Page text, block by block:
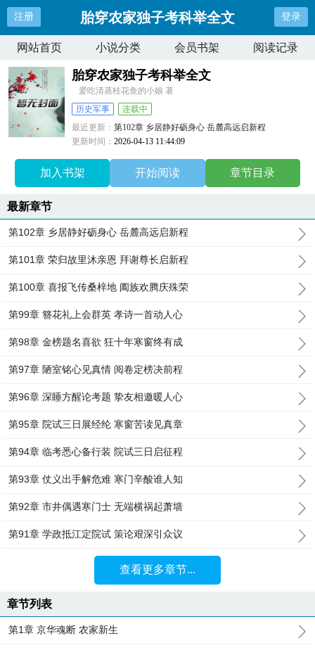
注册 胎穿农家独子考科举全文 登录
网站首页 小说分类 会员书架 阅读记录
胎穿农家独子考科举全文
爱吃清蒸桂花鱼的小娘 著
历史军事
连载中
最近更新：第102章 乡居静好砺身心 岳麓高远启新程
更新时间：2026-04-13 11:44:09
加入书架 开始阅读 章节目录
最新章节
第102章 乡居静好砺身心 岳麓高远启新程
第101章 荣归故里沐亲恩 拜谢尊长启新程
第100章 喜报飞传桑梓地 阖族欢腾庆殊荣
第99章 簪花礼上会群英 孝诗一首动人心
第98章 金榜题名喜欲 狂十年寒窗终有成
第97章 陋室铭心见真情 阅卷定榜决前程
第96章 深睡方醒论考题 挚友相邀暖人心
第95章 院试三日展经纶 寒窗苦读见真章
第94章 临考悉心备行装 院试三日启征程
第93章 仗义出手解危难 寒门辛酸谁人知
第92章 市井偶遇寒门士 无端横祸起萧墙
第91章 学政抵江定院试 策论艰深引众议
查看更多章节...
章节列表
第1章 京华魂断 农家新生